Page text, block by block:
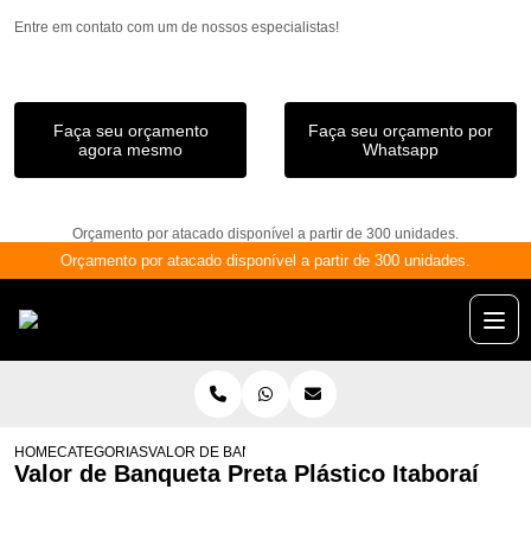
Entre em contato com um de nossos especialistas!
Faça seu orçamento
agora mesmo
Faça seu orçamento por
Whatsapp
Orçamento por atacado disponível a partir de 300 unidades.
Orçamento por atacado disponível a partir de 300 unidades.
HOMECATEGORIASVALOR DE BANQUETA PRETA PLÁSTICO ITABORAÍ
Valor de Banqueta Preta Plástico Itaboraí